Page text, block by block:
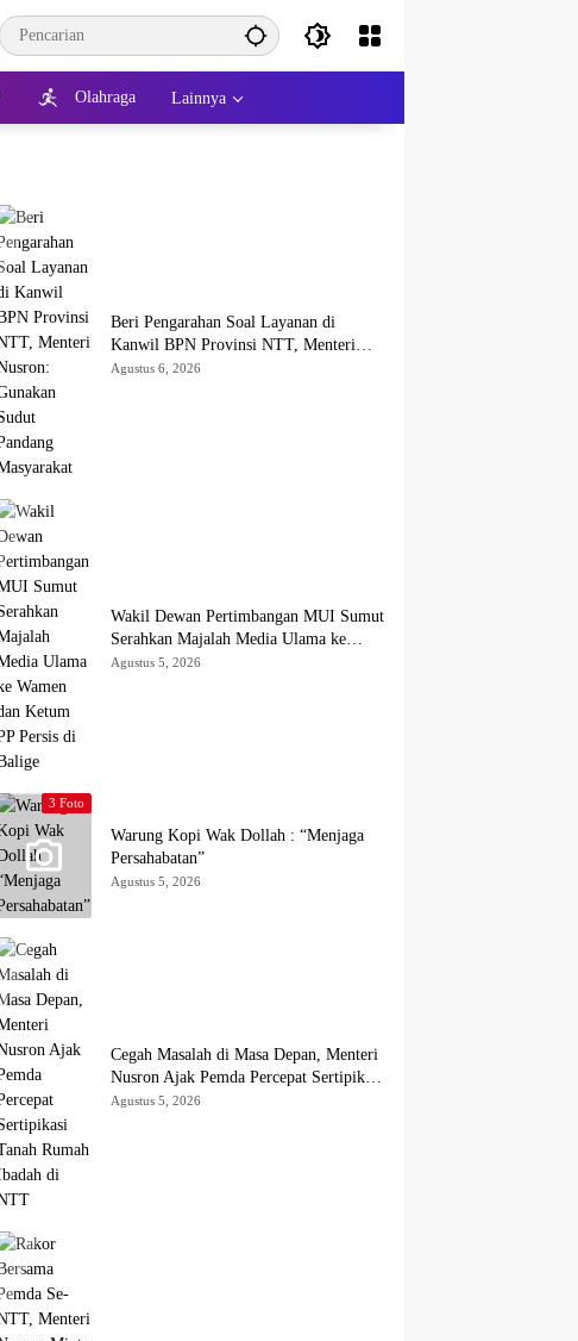
Olahraga Lainnya
Beri Pengarahan Soal Layanan di
Kanwil BPN Provinsi NTT, Menteri
Nusron: Gunakan Sudut Pandang
Agustus 6, 2026
Wakil Dewan Pertimbangan MUI Sumut
Serahkan Majalah Media Ulama ke
Wamen dan Ketum PP Persis di Balige
Agustus 5, 2026
3 Foto
Warung Kopi Wak Dollah : “Menjaga
Persahabatan”
Agustus 5, 2026
Cegah Masalah di Masa Depan, Menteri
Nusron Ajak Pemda Percepat Sertipikasi
Tanah Rumah Ibadah di NTT
Agustus 5, 2026